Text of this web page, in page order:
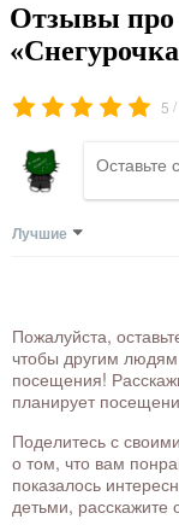
Отзывы про
5 /
Лучшие
Пожалуйста,
чтобы другим
посещения!
планирует
Поделитесь с
о том, что вам
показалось
детьми, расскажите